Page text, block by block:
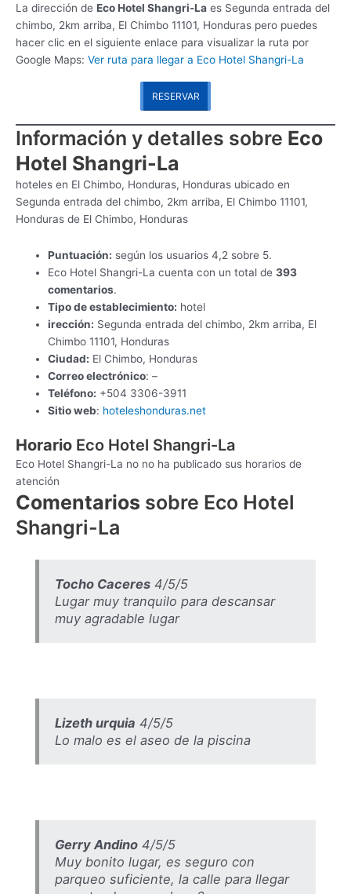
La dirección de Eco Hotel Shangri-La es Segunda entrada del
chimbo, 2km arriba, El Chimbo 11101, Honduras pero puedes
hacer clic en el siguiente enlace para visualizar la ruta por
Google Maps: Ver ruta para llegar a Eco Hotel Shangri-La
RESERVAR
Información y detalles sobre Eco
Hotel Shangri-La
hoteles en El Chimbo, Honduras, Honduras ubicado en
Segunda entrada del chimbo, 2km arriba, El Chimbo 11101,
Honduras de El Chimbo, Honduras
Puntuación: según los usuarios 4,2 sobre 5.
Eco Hotel Shangri-La cuenta con un total de393
comentarios.
Tipo de establecimiento: hotel
irección: Segunda entrada del chimbo, 2km arriba, El
Chimbo 11101, Honduras
Ciudad: El Chimbo, Honduras
Correo electrónico: –
Teléfono: +504 3306-3911
Sitio web: hoteleshonduras.net
Horario Eco Hotel Shangri-La
Eco Hotel Shangri-La no no ha publicado sus horarios de
atención
Comentarios sobre Eco Hotel
Shangri-La
Tocho Caceres4/5/5
Lugar muy tranquilo para descansar
muy agradable lugar
Lizeth urquia 4/5/5
Lo malo es el aseo de la piscina
Gerry Andino4/5/5
Muy bonito lugar, es seguro con
parqueo suficiente, la calle para llegar